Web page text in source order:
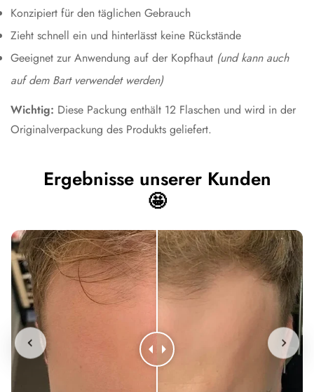
Konzipiert für den täglichen Gebrauch
Zieht schnell ein und hinterlässt keine Rückstände
Geeignet zur Anwendung auf der Kopfhaut (und kann auch
auf dem Bart verwendet werden)
Wichtig: Diese Packung enthält 12 Flaschen und wird in der
Originalverpackung des Produkts geliefert.
Ergebnisse unserer Kunden
🤩